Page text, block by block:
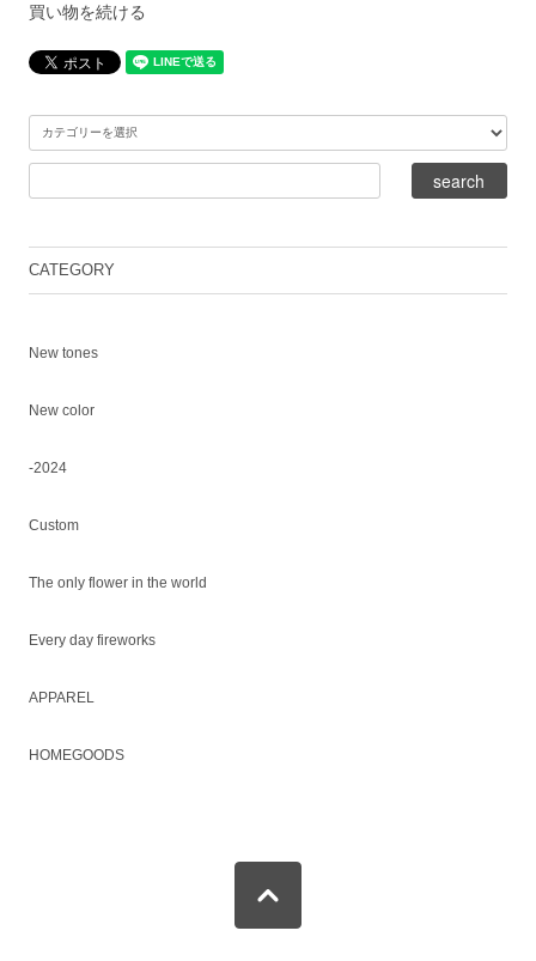
買い物を続ける
CATEGORY
New tones
New color
-2024
Custom
The only flower in the world
Every day fireworks
APPAREL
HOMEGOODS